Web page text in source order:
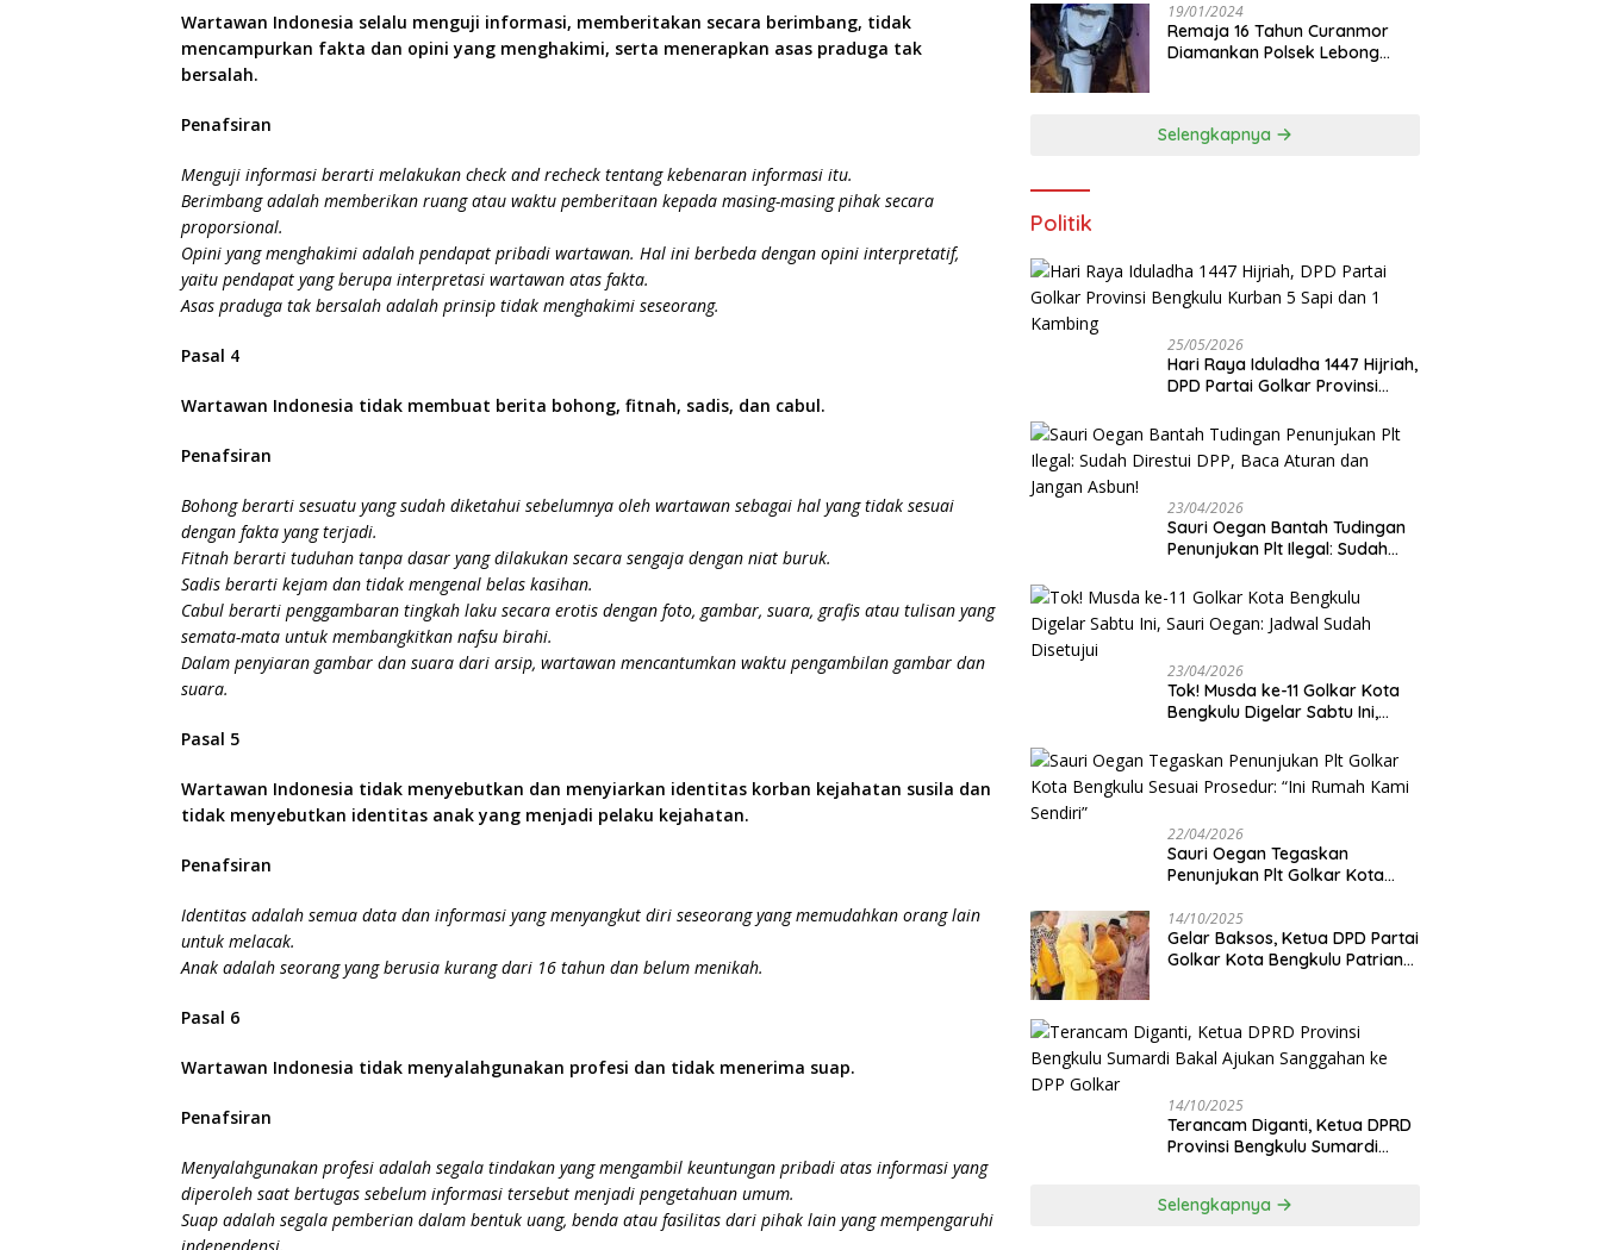
Wartawan Indonesia selalu menguji informasi, memberitakan secara berimbang, tidak
mencampurkan fakta dan opini yang menghakimi, serta menerapkan asas praduga tak
bersalah.
Penafsiran
Menguji informasi berarti melakukan check and recheck tentang kebenaran informasi itu.
Berimbang adalah memberikan ruang atau waktu pemberitaan kepada masing-masing pihak secara
proporsional.
Opini yang menghakimi adalah pendapat pribadi wartawan. Hal ini berbeda dengan opini interpretatif,
yaitu pendapat yang berupa interpretasi wartawan atas fakta.
Asas praduga tak bersalah adalah prinsip tidak menghakimi seseorang.
Pasal 4
Wartawan Indonesia tidak membuat berita bohong, fitnah, sadis, dan cabul.
Penafsiran
Bohong berarti sesuatu yang sudah diketahui sebelumnya oleh wartawan sebagai hal yang tidak sesuai
dengan fakta yang terjadi.
Fitnah berarti tuduhan tanpa dasar yang dilakukan secara sengaja dengan niat buruk.
Sadis berarti kejam dan tidak mengenal belas kasihan.
Cabul berarti penggambaran tingkah laku secara erotis dengan foto, gambar, suara, grafis atau tulisan yang
semata-mata untuk membangkitkan nafsu birahi.
Dalam penyiaran gambar dan suara dari arsip, wartawan mencantumkan waktu pengambilan gambar dan
suara.
Pasal 5
Wartawan Indonesia tidak menyebutkan dan menyiarkan identitas korban kejahatan susila dan
tidak menyebutkan identitas anak yang menjadi pelaku kejahatan.
Penafsiran
Identitas adalah semua data dan informasi yang menyangkut diri seseorang yang memudahkan orang lain
untuk melacak.
Anak adalah seorang yang berusia kurang dari 16 tahun dan belum menikah.
Pasal 6
Wartawan Indonesia tidak menyalahgunakan profesi dan tidak menerima suap.
Penafsiran
Menyalahgunakan profesi adalah segala tindakan yang mengambil keuntungan pribadi atas informasi yang
diperoleh saat bertugas sebelum informasi tersebut menjadi pengetahuan umum.
Suap adalah segala pemberian dalam bentuk uang, benda atau fasilitas dari pihak lain yang mempengaruhi
19/01/2024
Remaja 16 Tahun Curanmor
Diamankan Polsek Lebong
Selengkapnya
Politik
25/05/2026
Hari Raya Iduladha 1447 Hijriah,
DPD Partai Golkar Provinsi
Kambing
23/04/2026
Sauri Oegan Bantah Tudingan
Penunjukan Plt Ilegal: Sudah
Jangan Asbun!
23/04/2026
‎Tok! Musda ke-11 Golkar Kota
Bengkulu Digelar Sabtu Ini,
Disetujui
22/04/2026
Sauri Oegan Tegaskan
Penunjukan Plt Golkar Kota
Rumah Kami Sendiri”
14/10/2025
‎Gelar Baksos, Ketua DPD Partai
Golkar Kota Bengkulu Patriana
14/10/2025
Terancam Diganti, Ketua DPRD
Provinsi Bengkulu Sumardi
Selengkapnya